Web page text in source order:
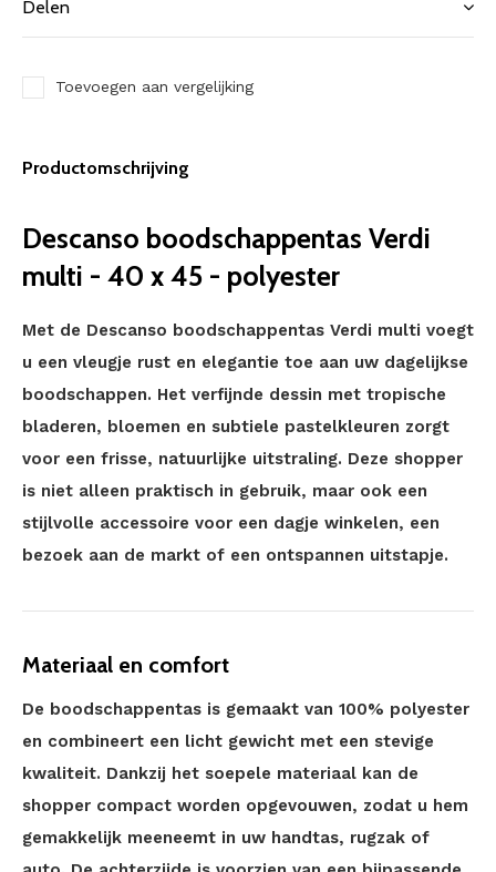
Delen
Toevoegen aan vergelijking
Productomschrijving
Descanso boodschappentas Verdi
multi - 40 x 45 - polyester
Met de Descanso boodschappentas Verdi multi voegt
u een vleugje rust en elegantie toe aan uw dagelijkse
boodschappen. Het verfijnde dessin met tropische
bladeren, bloemen en subtiele pastelkleuren zorgt
voor een frisse, natuurlijke uitstraling. Deze shopper
is niet alleen praktisch in gebruik, maar ook een
stijlvolle accessoire voor een dagje winkelen, een
bezoek aan de markt of een ontspannen uitstapje.
Materiaal en comfort
De boodschappentas is gemaakt van 100% polyester
en combineert een licht gewicht met een stevige
kwaliteit. Dankzij het soepele materiaal kan de
shopper compact worden opgevouwen, zodat u hem
gemakkelijk meeneemt in uw handtas, rugzak of